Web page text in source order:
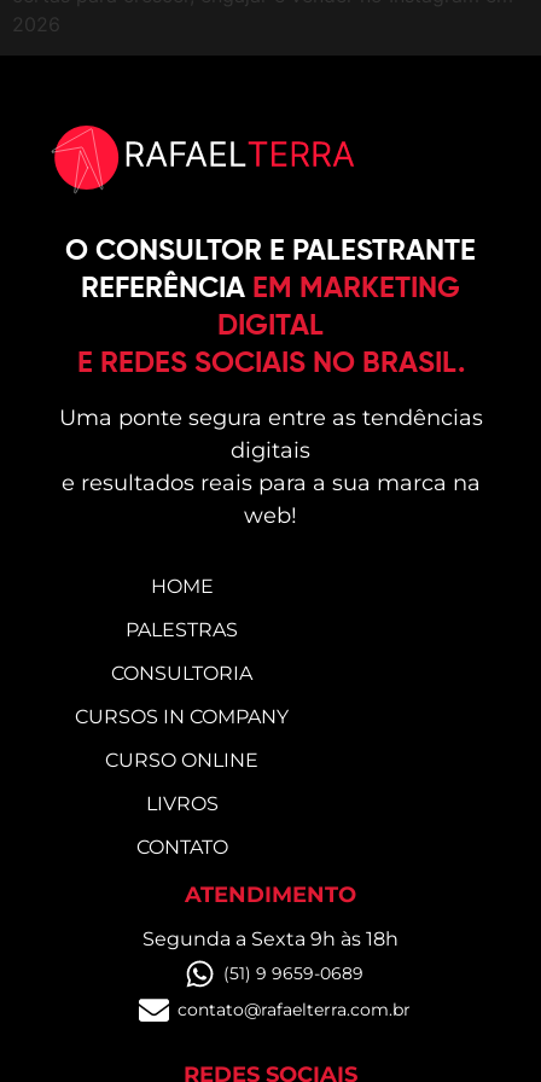
2026
O CONSULTOR E PALESTRANTE
REFERÊNCIA EM MARKETING
DIGITAL
E REDES SOCIAIS NO BRASIL.
Uma ponte segura entre as tendências
digitais
e resultados reais para a sua marca na
web!
HOME
PALESTRAS
CONSULTORIA
CURSOS IN COMPANY
CURSO ONLINE
LIVROS
CONTATO
ATENDIMENTO
Segunda a Sexta 9h às 18h
(51) 9 9659-0689
contato@rafaelterra.com.br
REDES SOCIAIS